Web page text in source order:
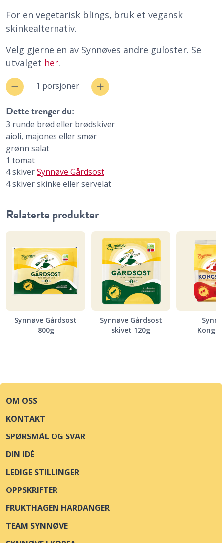
For en vegetarisk blings, bruk et vegansk
skinkealternativ.
Velg gjerne en av Synnøves andre guloster. Se
utvalget her.
1 porsjoner
Dette trenger du:
3 runde brød eller brødskiver
aioli, majones eller smør
grønn salat
1 tomat
4skiverSynnøve Gårdsost
4skiverskinke eller servelat
Relaterte produkter
Synnøve Gårdsost
800g
Synnøve Gårdsost
skivet 120g
OM OSS
KONTAKT
SPØRSMÅL OG SVAR
DIN IDÉ
LEDIGE STILLINGER
OPPSKRIFTER
FRUKTHAGEN HARDANGER
TEAM SYNNØVE